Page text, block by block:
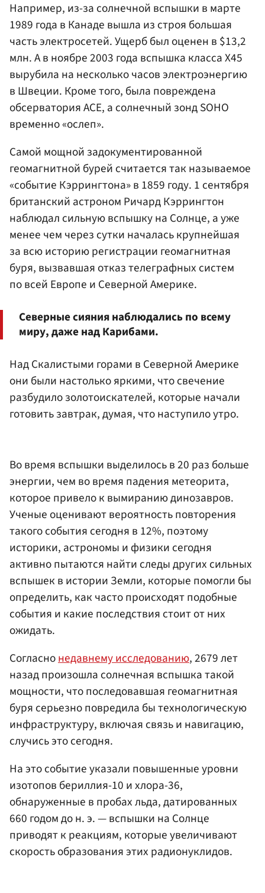
Например, из-за солнечной вспышки в марте
1989 года в Канаде вышла из строя большая
часть электросетей. Ущерб был оценен в $13,2
млн. А в ноябре 2003 года вспышка класса X45
вырубила на несколько часов электроэнергию
в Швеции. Кроме того, была повреждена
обсерватория АСЕ, а солнечный зонд SOHO
временно «ослеп».
Самой мощной задокументированной
геомагнитной бурей считается так называемое
«событие Кэррингтона» в 1859 году. 1 сентября
британский астроном Ричард Кэррингтон
наблюдал сильную вспышку на Солнце, а уже
менее чем через сутки началась крупнейшая
за всю историю регистрации геомагнитная
буря, вызвавшая отказ телеграфных систем
по всей Европе и Северной Америке.
Северные сияния наблюдались по всему
миру, даже над Карибами.
Над Скалистыми горами в Северной Америке
они были настолько яркими, что свечение
разбудило золотоискателей, которые начали
готовить завтрак, думая, что наступило утро.
Во время вспышки выделилось в 20 раз больше
энергии, чем во время падения метеорита,
которое привело к вымиранию динозавров.
Ученые оценивают вероятность повторения
такого события сегодня в 12%, поэтому
историки, астрономы и физики сегодня
активно пытаются найти следы других сильных
вспышек в истории Земли, которые помогли бы
определить, как часто происходят подобные
события и какие последствия стоит от них
ожидать.
Согласнонедавнему исследованию, 2679 лет
назад произошла солнечная вспышка такой
мощности, что последовавшая геомагнитная
буря серьезно повредила бы технологическую
инфраструктуру, включая связь и навигацию,
случись это сегодня.
На это событие указали повышенные уровни
изотопов бериллия-10 и хлора-36,
обнаруженные в пробах льда, датированных
660 годом до н. э. — вспышки на Солнце
приводят к реакциям, которые увеличивают
скорость образования этих радионуклидов.